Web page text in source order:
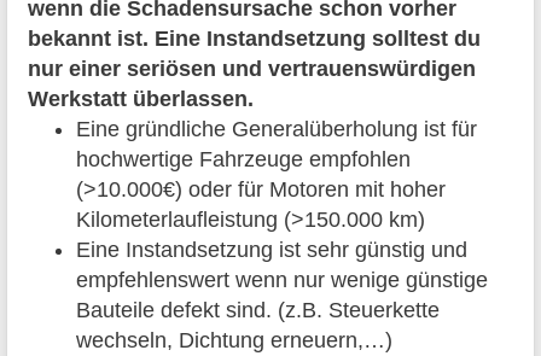
wenn die Schadensursache schon vorher
bekannt ist. Eine Instandsetzung solltest du
nur einer seriösen und vertrauenswürdigen
Werkstatt überlassen.
Eine gründliche Generalüberholung ist für
hochwertige Fahrzeuge empfohlen
(>10.000€) oder für Motoren mit hoher
Kilometerlaufleistung (>150.000 km)
Eine Instandsetzung ist sehr günstig und
empfehlenswert wenn nur wenige günstige
Bauteile defekt sind. (z.B. Steuerkette
wechseln, Dichtung erneuern,…)